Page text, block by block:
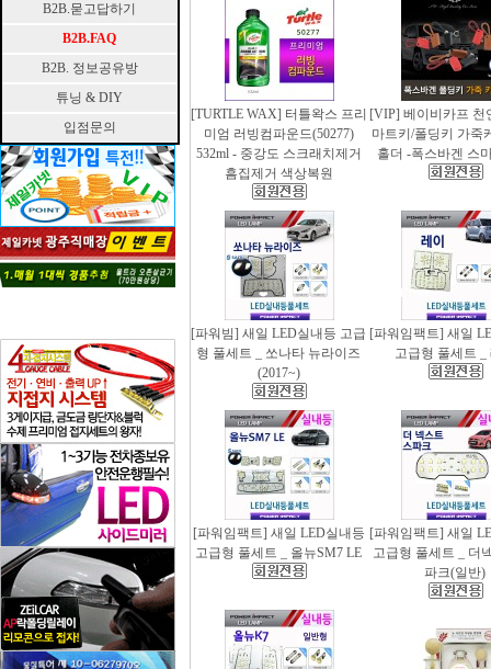
B2B.묻고답하기
B2B.FAQ
B2B. 정보공유방
튜닝 & DIY
입점문의
[TURTLE WAX] 터틀왁스 프리
미엄 러빙컴파운드(50277)
532ml - 중강도 스크래치제거
흠집제거 색상복원
[VIP] 베이비카프 천
마트키/폴딩키 가죽
홀더 -폭스바겐 스
[파워빔] 새일 LED실내등 고급
형 풀세트 _ 쏘나타 뉴라이즈
(2017~)
[파워임팩트] 새일
고급형 풀세트 _
[파워임팩트] 새일 LED실내등
고급형 풀세트 _ 올뉴SM7 LE
[파워임팩트] 새일
고급형 풀세트 _ 더
파크(일반)